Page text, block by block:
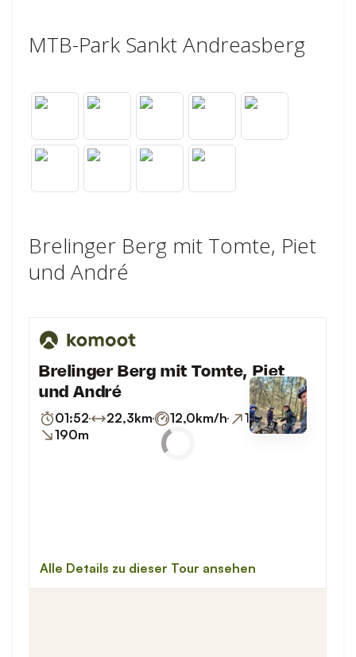
MTB-Park Sankt Andreasberg
Brelinger Berg mit Tomte, Piet
und André